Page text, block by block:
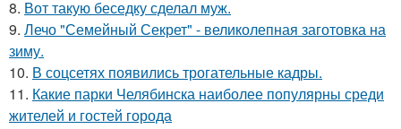
8. Вот такую беседку сделал муж.
9. Лечо "Семейный Секрет" - великолепная заготовка на
зиму.
10. В соцсетях появились трогательные кадры.
11. Какие парки Челябинска наиболее популярны среди
жителей и гостей города